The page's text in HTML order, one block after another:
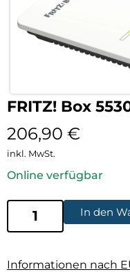
FRITZ! Box
206,90 €
inkl. MwSt.
Online verfügbar
In den
Informationen nach